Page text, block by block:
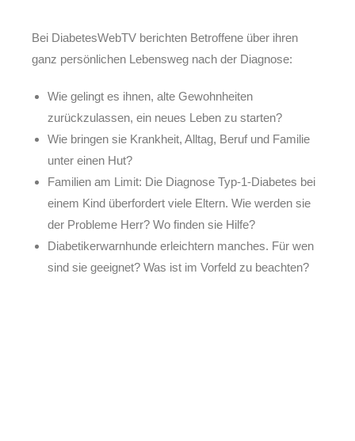
Bei DiabetesWebTV berichten Betroffene über ihren
ganz persönlichen Lebensweg nach der Diagnose:
Wie gelingt es ihnen, alte Gewohnheiten
zurückzulassen, ein neues Leben zu starten?
Wie bringen sie Krankheit, Alltag, Beruf und Familie
unter einen Hut?
Familien am Limit: Die Diagnose Typ-1-Diabetes bei
einem Kind überfordert viele Eltern. Wie werden sie
der Probleme Herr? Wo finden sie Hilfe?
Diabetikerwarnhunde erleichtern manches. Für wen
sind sie geeignet? Was ist im Vorfeld zu beachten?